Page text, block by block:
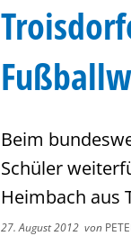
Beim
Schüler
Heimbach aus
27. August 2012 von